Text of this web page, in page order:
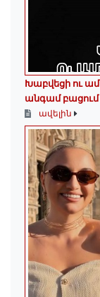
Խաբվեցի ու
անգամ
ավելին